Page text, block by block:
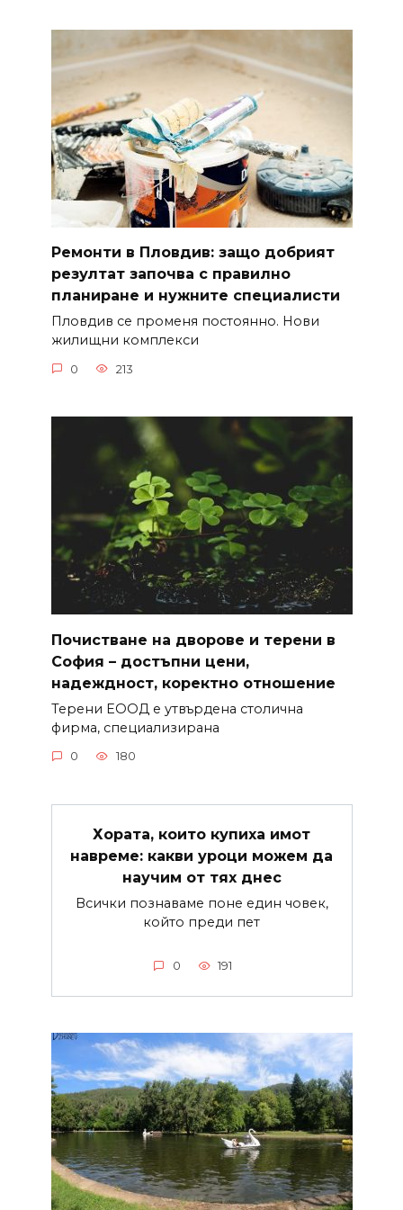
Ремонти в Пловдив: защо добрият
резултат започва с правилно
планиране и нужните специалисти
Пловдив се променя постоянно. Нови
жилищни комплекси
0 213
Почистване на дворове и терени в
София – достъпни цени,
надеждност, коректно отношение
Терени ЕООД е утвърдена столична
фирма, специализирана
0 180
Хората, които купиха имот
навреме: какви уроци можем да
научим от тях днес
Всички познаваме поне един човек,
който преди пет
0 191